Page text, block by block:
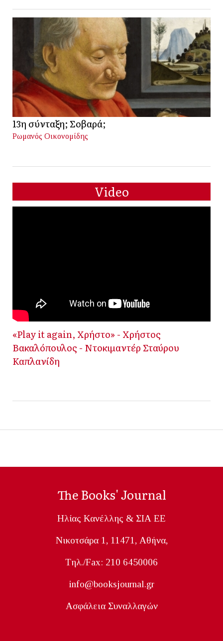
13η σύνταξη; Σοβαρά;
Ρωμανός Οικονομίδης
Video
«Play it again, Χρήστο» - Χρήστος
Βακαλόπουλος - Ντοκιμαντέρ Σταύρου
Καπλανίδη
The Books' Journal
Ηλίας Κανέλλης & ΣΙΑ ΕΕ
Nικοτσάρα 1, 11471, Aθήνα,
Tηλ./Fax: 210 6450006
info@booksjournal.gr
Ασφάλεια Συναλλαγών